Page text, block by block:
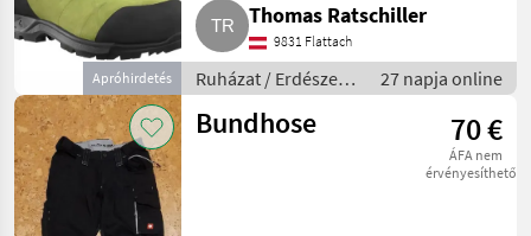
Apróhirdetés
Thomas Ratschiller
9831 Flattach
Ruházat / Erdészeti
munkaruha
27 napja online
Bundhose 70 €
ÁFA nem
érvényesíthető